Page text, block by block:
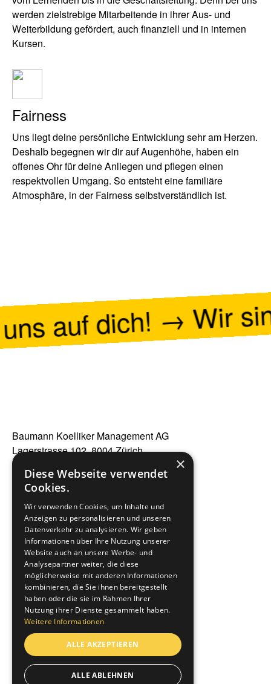
werden zielstrebige Mitarbeitende in ihrer Aus- und
Weiterbildung gefördert, auch finanziell und in internen
Kursen.
Fairness
Uns liegt deine persönliche Entwicklung sehr am Herzen.
Deshalb begegnen wir dir auf Augenhöhe, haben ein
offenes Ohr für deine Anliegen und pflegen einen
respektvollen Umgang. So entsteht eine familiäre
Atmosphäre, in der Fairness selbstverständlich ist.
auf dich! → Wir
Baumann Koelliker Management AG
Lagerstrasse 102, 8004 Zürich
+41 44 497 38 38
Offene Stellen
Offene Lehrstellen
Über uns
Wieso wir
Spontanbewerbungen
×
Diese Webseite verwendet
Cookies.
Wir verwenden Cookies, um Inhalte und
Anzeigen zu personalisieren und unseren
Datenverkehr zu analysieren. Wir geben
Informationen über Ihre Nutzung unserer
Website auch an unsere Werbe- und
Analysepartner weiter, die diese
möglicherweise mit anderen Informationen
kombinieren, die Sie ihnen bereitgestellt
haben oder die sie im Rahmen Ihrer
Nutzung ihrer Dienste gesammelt haben.
Weitere Informationen
ALLE AKZEPTIEREN
ALLE ABLEHNEN